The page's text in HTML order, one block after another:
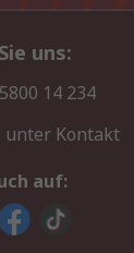
uns:
14 234
unter Kontakt
auf: